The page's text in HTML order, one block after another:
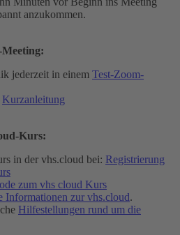
anzukommen.
jederzeit in einem Test-Zoom-
Kurzanleitung
Kurs:
in der vhs.cloud bei: Registrierung
zum vhs cloud Kurs
Informationen zur vhs.cloud.
Hilfestellungen rund um die